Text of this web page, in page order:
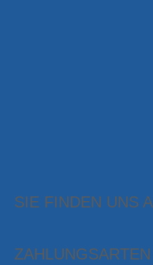
SIE FINDEN UNS